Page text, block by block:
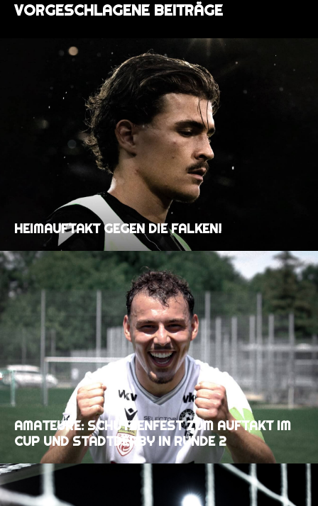
VORGESCHLAGENE BEITRÄGE
HEIMAUFTAKT GEGEN DIE FALKEN!
AMATEURE: SCHÜTZENFEST ZUM AUFTAKT IM
CUP UND STADTDERBY IN RUNDE 2